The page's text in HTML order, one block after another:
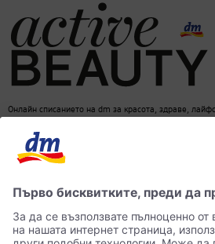
Онлайн списанието на dm за красота, здраве,